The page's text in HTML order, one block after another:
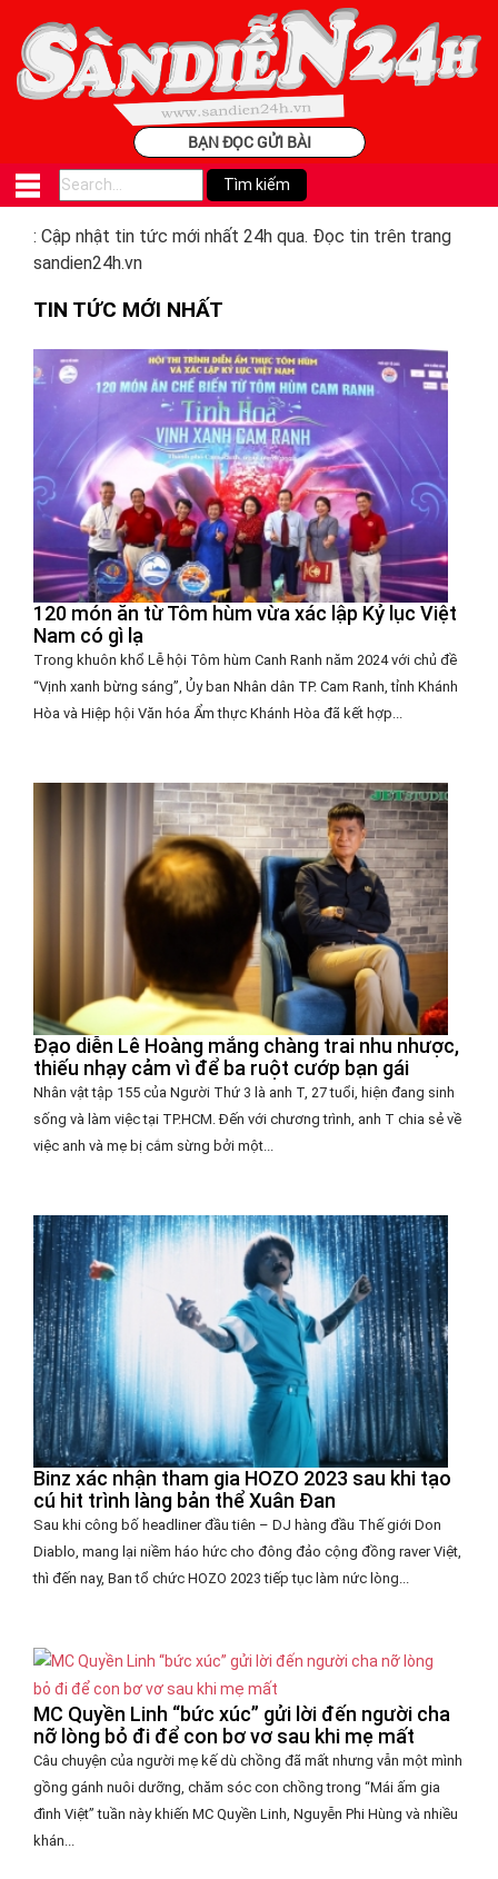
BẠN ĐỌC GỬI BÀI
: Cập nhật tin tức mới nhất 24h qua. Đọc tin trên trang
sandien24h.vn
TIN TỨC MỚI NHẤT
120 món ăn từ Tôm hùm vừa xác lập Kỷ lục Việt
Nam có gì lạ
Trong khuôn khổ Lễ hội Tôm hùm Canh Ranh năm 2024 với chủ đề
“Vịnh xanh bừng sáng”, Ủy ban Nhân dân TP. Cam Ranh, tỉnh Khánh
Hòa và Hiệp hội Văn hóa Ẩm thực Khánh Hòa đã kết hợp...
Đạo diễn Lê Hoàng mắng chàng trai nhu nhược,
thiếu nhạy cảm vì để ba ruột cướp bạn gái
Nhân vật tập 155 của Người Thứ 3 là anh T, 27 tuổi, hiện đang sinh
sống và làm việc tại TP.HCM. Đến với chương trình, anh T chia sẻ về
việc anh và mẹ bị cắm sừng bởi một...
Binz xác nhận tham gia HOZO 2023 sau khi tạo
cú hit trình làng bản thể Xuân Đan
Sau khi công bố headliner đầu tiên – DJ hàng đầu Thế giới Don
Diablo, mang lại niềm háo hức cho đông đảo cộng đồng raver Việt,
thì đến nay, Ban tổ chức HOZO 2023 tiếp tục làm nức lòng...
MC Quyền Linh “bức xúc” gửi lời đến người cha
nỡ lòng bỏ đi để con bơ vơ sau khi mẹ mất
Câu chuyện của người mẹ kế dù chồng đã mất nhưng vẫn một mình
gồng gánh nuôi dưỡng, chăm sóc con chồng trong “Mái ấm gia
đình Việt” tuần này khiến MC Quyền Linh, Nguyễn Phi Hùng và nhiều
khán...